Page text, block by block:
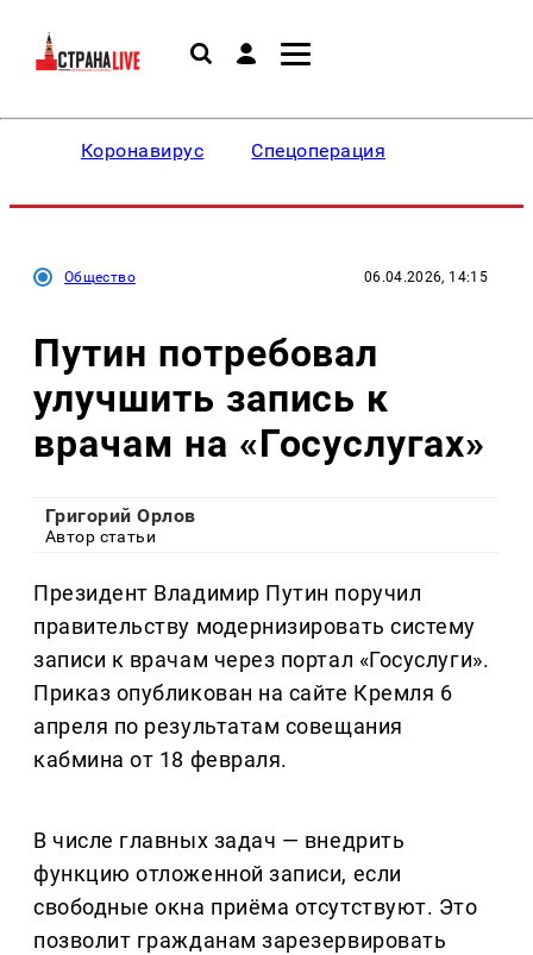
Коронавирус Спецоперация
Общество 06.04.2026, 14:15
Путин потребовал
улучшить запись к
врачам на «Госуслугах»
Григорий Орлов
Автор статьи
Президент Владимир Путин поручил
правительству модернизировать систему
записи к врачам через портал «Госуслуги».
Приказ опубликован на сайте Кремля 6
апреля по результатам совещания
кабмина от 18 февраля.
В числе главных задач — внедрить
функцию отложенной записи, если
свободные окна приёма отсутствуют. Это
позволит гражданам зарезервировать